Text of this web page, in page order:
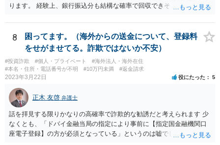
ります。 経験上、銀行振込分も結構な確率で回収できそうな事案にお
以上、何か難しい事情があるのかもしれません。
8
困ってます。（海外からの送金について、登録料
をせがませてる。詐欺ではないか不安）
#投資詐欺 #個人・プライベート
#海外法人・海外在住
#本名・住所・電話番号が不明
#10万円未満 #返金請求
2023年3月22日 役にたった 5
正木 友啓 弁護士
話を拝見する限りかなりの高確率で詐欺的な勧誘だと考えられます 少
なくとも、「ドバイ金融当局の指定により事前に【指定国金融機関口
座電子登録】の方が必須となっている」というのは嘘でしょう 相手に